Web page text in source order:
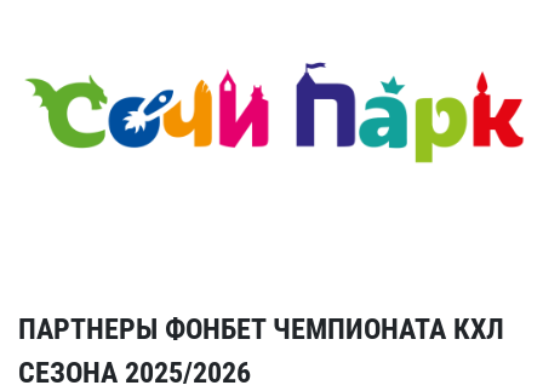
ПАРТНЕРЫ ФОНБЕТ ЧЕМПИОНАТА КХЛ
СЕЗОНА 2025/2026